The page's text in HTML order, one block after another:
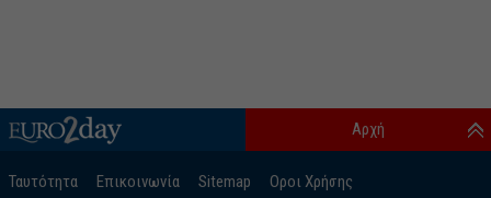
Ταυτότητα Επικοινωνία Sitemap Οροι Χρήσης
Αρχή